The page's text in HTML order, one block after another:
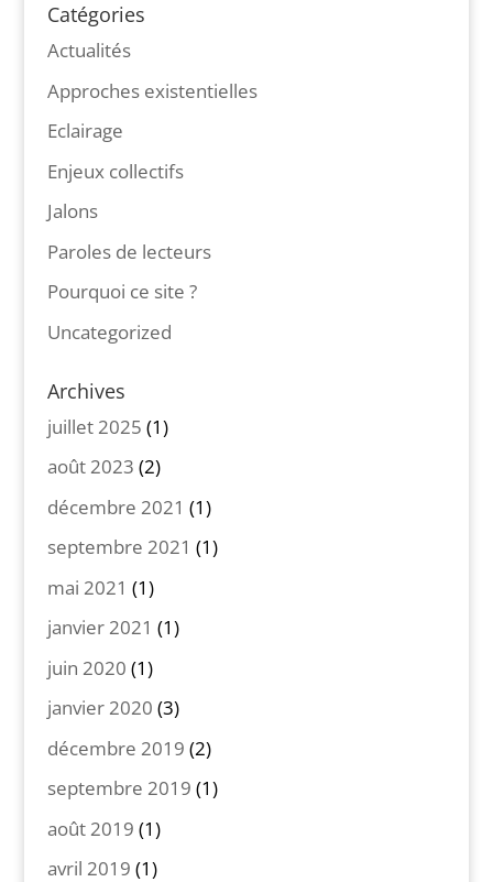
Catégories
Actualités
Approches existentielles
Eclairage
Enjeux collectifs
Jalons
Paroles de lecteurs
Pourquoi ce site ?
Uncategorized
Archives
juillet 2025 (1)
août 2023 (2)
décembre 2021 (1)
septembre 2021 (1)
mai 2021 (1)
janvier 2021 (1)
juin 2020 (1)
janvier 2020 (3)
décembre 2019 (2)
septembre 2019 (1)
août 2019 (1)
avril 2019 (1)